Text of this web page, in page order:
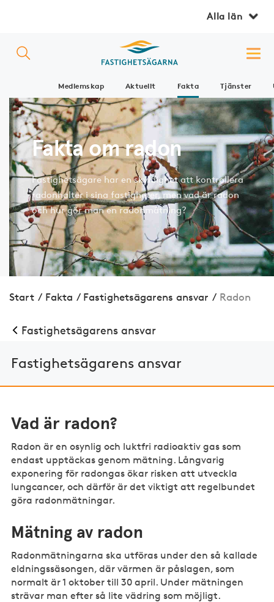
Alla län
Medlemskap Aktuellt Fakta Tjänster
Fakta om radon
Fastighetsägare har en skyldighet att kontrollera
radonhalter i sina fastigheter, men vad är radon
och hur gör man en radonmätning?
Start / Fakta / Fastighetsägarens ansvar / Radon
Fastighetsägarens ansvar
Fastighetsägarens ansvar
Vad är radon?
Radon är en osynlig och luktfri radioaktiv gas som
endast upptäckas genom mätning. Långvarig
exponering för radongas ökar risken att utveckla
lungcancer, och därför är det viktigt att regelbundet
göra radonmätningar.
Mätning av radon
Radonmätningarna ska utföras under den så kallade
eldningssäsongen, där värmen är påslagen, som
normalt är 1 oktober till 30 april. Under mätningen
strävar man efter så lite vädring som möjligt.